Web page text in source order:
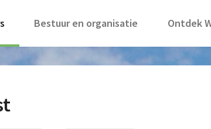
Bestuur en organisatie Ontdek